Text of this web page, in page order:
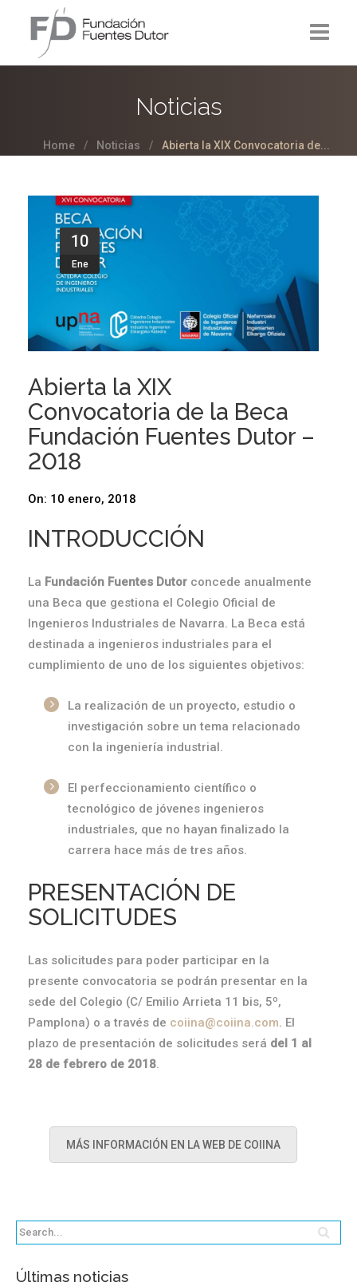
Noticias
Contacto
Noticias
Home Noticias Abierta la XIX Convocatoria de...
10
Ene
Abierta la XIX
Convocatoria de la Beca
Fundación Fuentes Dutor –
2018
On: 10 enero, 2018
INTRODUCCIÓN
La Fundación Fuentes Dutor concede anualmente
una Beca que gestiona el Colegio Oficial de
Ingenieros Industriales de Navarra. La Beca está
destinada a ingenieros industriales para el
cumplimiento de uno de los siguientes objetivos:
La realización de un proyecto, estudio o
investigación sobre un tema relacionado
con la ingeniería industrial.
El perfeccionamiento científico o
tecnológico de jóvenes ingenieros
industriales, que no hayan finalizado la
carrera hace más de tres años.
PRESENTACIÓN DE
SOLICITUDES
Las solicitudes para poder participar en la
presente convocatoria se podrán presentar en la
sede del Colegio (C/ Emilio Arrieta 11 bis, 5º,
Pamplona) o a través de coiina@coiina.com. El
plazo de presentación de solicitudes será del 1 al
28 de febrero de 2018.
MÁS INFORMACIÓN EN LA WEB DE COIINA
Últimas noticias